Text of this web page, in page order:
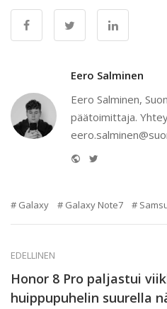
Eero Salminen
Eero Salminen,
päätoimittaja.
Website
Galaxy Galaxy Note7
EDELLINEN
Honor 8 Pro paljastui
huippupuhelin suurella